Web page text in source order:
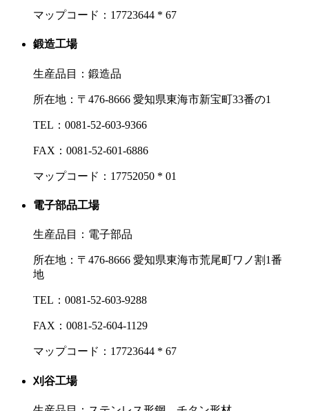
マップコード：17723644 * 67
鍛造工場
生産品目：鍛造品
所在地： 〒476‐8666 愛知県東海市新宝町33番の1
TEL： 0081-52-603-9366
FAX： 0081-52-601-6886
マップコード：17752050 * 01
電子部品工場
生産品目：電子部品
所在地： 〒476‐8666 愛知県東海市荒尾町ワノ割1番
地
TEL： 0081-52-603-9288
FAX： 0081-52-604-1129
マップコード：17723644 * 67
刈谷工場